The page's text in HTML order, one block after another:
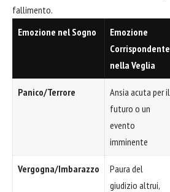
fallimento.
Emozione nel Sogno
Emozione
Corrispondente
nella Veglia
Panico/Terrore
Ansia acuta per il
futuro o un
evento
imminente
Vergogna/Imbarazzo
Paura del
giudizio altrui,